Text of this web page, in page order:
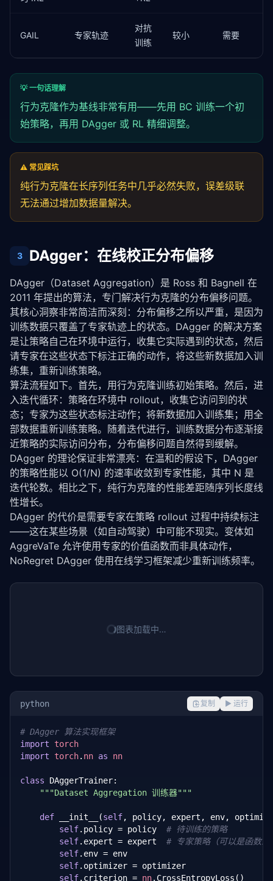
            loss.backward()
            optimizer.step()
            total_loss += loss.item()
            n_batches +=
1
        avg_loss = total_loss / n_batches
        if (epoch +
return policy
# states: (N, state_dim), actions: (N,)
# policy = train_behavioral_cloning(states, actions,
GAIL 专家轨迹
对抗
训练
较小 需要
💡 一句话理解
行为克隆作为基线非常有用——先用 BC 训练一个初
始策略，再用 DAgger 或 RL 精细调整。
⚠️ 常见踩坑
纯行为克隆在长序列任务中几乎必然失败，误差级联
无法通过增加数据量解决。
3 DAgger：在线校正分布偏移
DAgger（Dataset Aggregation）是 Ross 和 Bagnell 在
2011 年提出的算法，专门解决行为克隆的分布偏移问题。
其核心洞察非常简洁而深刻：分布偏移之所以严重，是因为
训练数据只覆盖了专家轨迹上的状态。DAgger 的解决方案
是让策略自己在环境中运行，收集它实际遇到的状态，然后
请专家在这些状态下标注正确的动作，将这些新数据加入训
练集，重新训练策略。
算法流程如下。首先，用行为克隆训练初始策略。然后，进
入迭代循环：策略在环境中 rollout，收集它访问到的状
态；专家为这些状态标注动作；将新数据加入训练集；用全
部数据重新训练策略。随着迭代进行，训练数据分布逐渐接
近策略的实际访问分布，分布偏移问题自然得到缓解。
DAgger 的理论保证非常漂亮：在温和的假设下，DAgger
的策略性能以 O(1/N) 的速率收敛到专家性能，其中 N 是
迭代轮数。相比之下，纯行为克隆的性能差距随序列长度线
性增长。
DAgger 的代价是需要专家在策略 rollout 过程中持续标注
——这在某些场景（如自动驾驶）中可能不现实。变体如
AggreVaTe 允许使用专家的价值函数而非具体动作，
NoRegret DAgger 使用在线学习框架减少重新训练频率。
图表加载中…
python 复制 ▶ 运行
# DAgger 算法实现框架
import torch
import torch. nn as nn
class DAggerTrainer:
"""Dataset Aggregation 训练器"""
def __init__(self, policy, expert, env,
self.policy = policy # 待训练的策略
self.expert = expert # 专家策略（可以是函数或
self.env = env
self.optimizer = optimizer
self.criterion = nn.CrossEntropyLoss()